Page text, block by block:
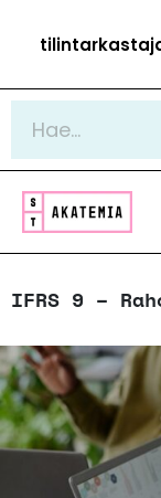
sisältöön
IFRS 9 –